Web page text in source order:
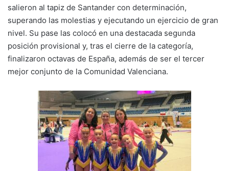
salieron al tapiz de Santander con determinación,
superando las molestias y ejecutando un ejercicio de gran
nivel. Su pase las colocó en una destacada segunda
posición provisional y, tras el cierre de la categoría,
finalizaron octavas de España, además de ser el tercer
mejor conjunto de la Comunidad Valenciana.